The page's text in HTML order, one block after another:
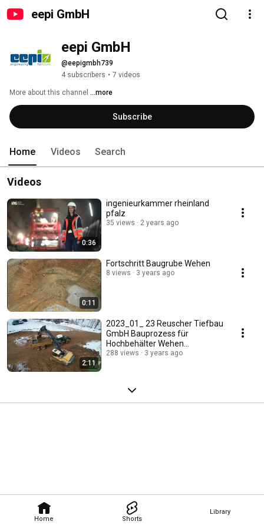
eepi GmbH
Home Shorts
Library
eepi GmbH
@eepigmbh739
4 subscribers • 7 videos
More about this channel ...more
Subscribe
Home Videos Search
Videos
0:36
ingenieurkammer rheinland
pfalz
35 views 2 years ago
0:11
Fortschritt Baugrube Wehen
8 views 3 years ago
2:11
2023_01_ 23 Reuscher Tiefbau
GmbH Bauprozess für
Hochbehälter Wehen
Taunusstein
288 views 3 years ago